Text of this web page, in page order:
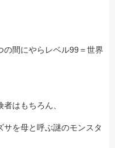
の間にやらレベル99＝世界
はもちろん、
を母と呼ぶ謎のモンスタ